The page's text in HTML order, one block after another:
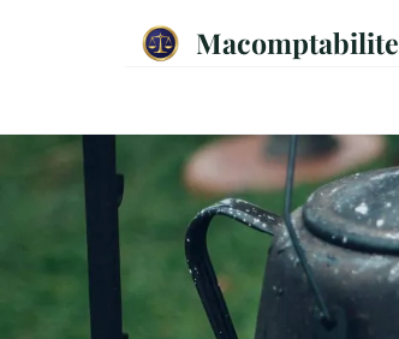
Macomptabilite